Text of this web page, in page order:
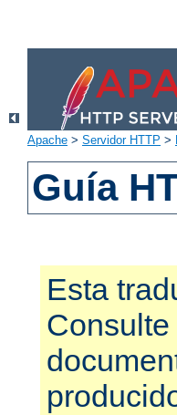
Apache > Servidor HTTP >
Guía
Esta